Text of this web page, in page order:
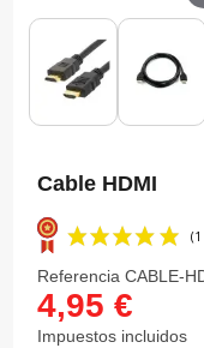
Cable HDMI
Referencia CABLE-
4,95 €
Impuestos incluidos